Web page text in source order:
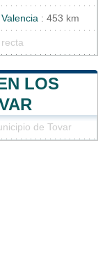
Valencia : 453 km
LOS
de Tovar